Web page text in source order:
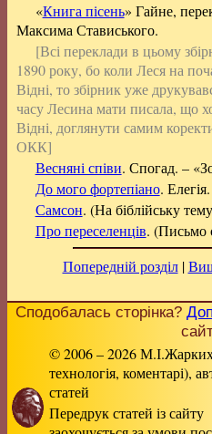
«Книга пісень» Гайне,
Максима Стависького.
[Всі переклади в цьому
1890 року, бо коли Леся на
Відні, то збірник уже
часу Лесина мати писала, що
Відні, доглянути самим
ОКК]
Весняні співи. Спогад. –
До мого фортепіано.
Самсон. (На біблійську
Про переселенців. (Письмо
Попередній розділ|
Сподобалась сторінка?
© 2006 – 2026 М.І.Жарких
технологія, коментарі),
статей
Передрук статей із сайту